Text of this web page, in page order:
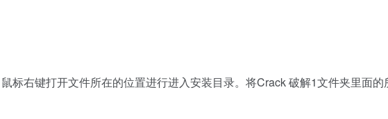
标右键打开文件所在的位置进行进入安装目录。将Crack 破解1文件夹里面